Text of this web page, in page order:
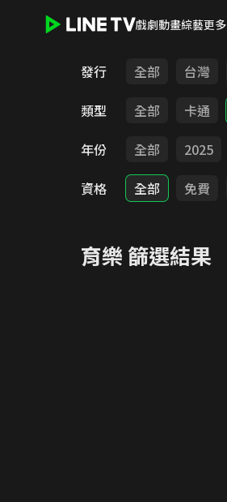
戲劇動畫綜藝更多
發行 全部 台灣
類型
全部 卡通
年份
全部 2025
資格
全部 免費
育樂 篩選結果